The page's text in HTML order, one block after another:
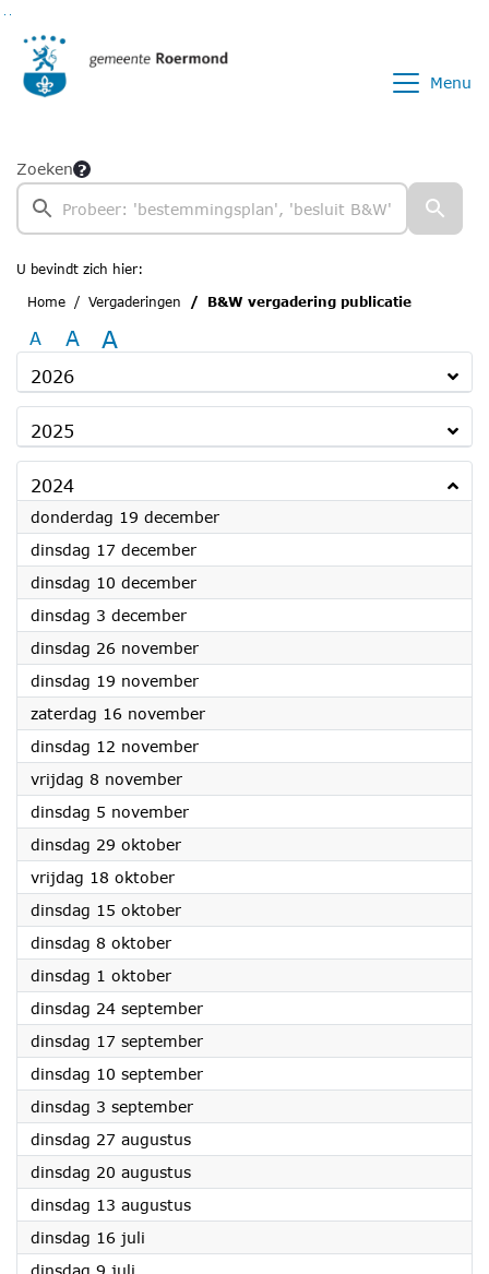
Menu
Zoeken
U bevindt zich hier:
Home
Vergaderingen B&W vergadering publicatie
A A A
2026
2025
2024
donderdag 19 december2024
dinsdag 17 december2024
dinsdag 10 december2024
dinsdag 3 december2024
dinsdag 26 november2024
dinsdag 19 november2024
zaterdag 16 november2024
dinsdag 12 november2024
vrijdag 8 november2024
dinsdag 5 november2024
dinsdag 29 oktober2024
vrijdag 18 oktober2024
dinsdag 15 oktober2024
dinsdag 8 oktober2024
dinsdag 1 oktober2024
dinsdag 24 september2024
dinsdag 17 september2024
dinsdag 10 september2024
dinsdag 3 september2024
dinsdag 27 augustus2024
dinsdag 20 augustus2024
dinsdag 13 augustus2024
dinsdag 16 juli
dinsdag 9 juli